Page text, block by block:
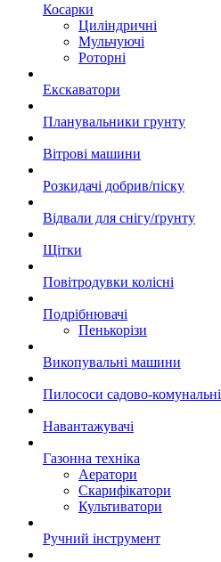
Косарки
Циліндричні
Мульчуючі
Роторні
Екскаватори
Планувальники грунту
Вітрові машини
Розкидачі добрив/піску
Відвали для снігу/ґрунту
Щітки
Повітродувки колісні
Подрібнювачі
Пенькорізи
Викопувальні машини
Пилососи садово-комунальні
Навантажувачі
Газонна техніка
Аератори
Скарифікатори
Культиватори
Ручний інструмент